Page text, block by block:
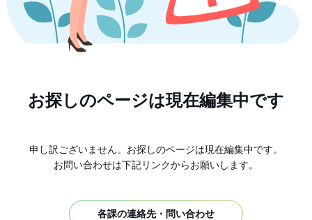
お探しのページは現在編集中です
申し訳ございません。お探しのページは現在編集中です。
お問い合わせは下記リンクからお願いします。
各課の連絡先・問い合わせ